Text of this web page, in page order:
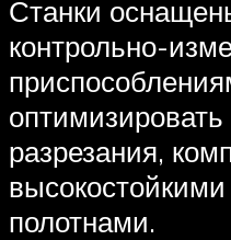
Станки
контрольно-
оптимизировать
разрезания,
полотнами.